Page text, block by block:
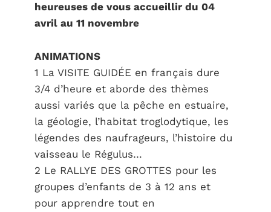
heureuses de vous accueillir du 04
avril au 11 novembre
ANIMATIONS
1 La VISITE GUIDÉE en français dure
3/4 d’heure et aborde des thèmes
aussi variés que la pêche en estuaire,
la géologie, l’habitat troglodytique, les
légendes des naufrageurs, l’histoire du
vaisseau le Régulus…
2 Le RALLYE DES GROTTES pour les
groupes d’enfants de 3 à 12 ans et
pour apprendre tout en